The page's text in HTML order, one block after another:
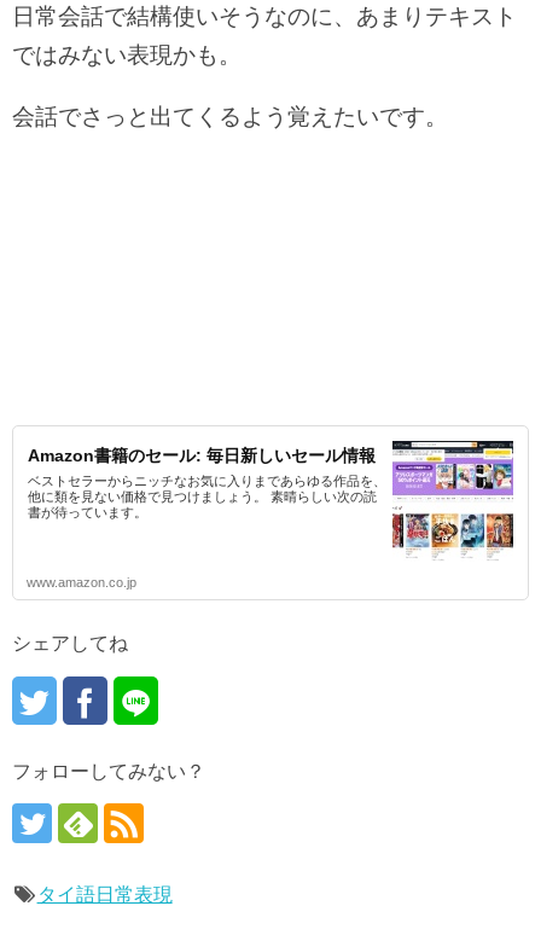
日常会話で結構使いそうなのに、あまりテキスト
ではみない表現かも。
会話でさっと出てくるよう覚えたいです。
Amazon書籍のセール: 毎日新しいセール情報
ベストセラーからニッチなお気に入りまであらゆる作品を、
他に類を見ない価格で見つけましょう。 素晴らしい次の読
書が待っています。
www.amazon.co.jp
シェアしてね
フォローしてみない？
タイ語日常表現